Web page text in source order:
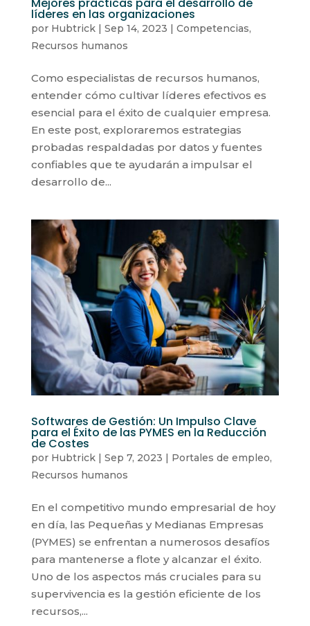
líderes en las organizaciones
por Hubtrick| Sep 14, 2023 | Competencias,
Recursos humanos
Como especialistas de recursos humanos,
entender cómo cultivar líderes efectivos es
esencial para el éxito de cualquier empresa.
En este post, exploraremos estrategias
probadas respaldadas por datos y fuentes
confiables que te ayudarán a impulsar el
desarrollo de...
Softwares de Gestión: Un Impulso Clave
para el Éxito de las PYMES en la Reducción
de Costes
por Hubtrick| Sep 7, 2023 | Portales de empleo,
Recursos humanos
En el competitivo mundo empresarial de hoy
en día, las Pequeñas y Medianas Empresas
(PYMES) se enfrentan a numerosos desafíos
para mantenerse a flote y alcanzar el éxito.
Uno de los aspectos más cruciales para su
supervivencia es la gestión eficiente de los
recursos,...